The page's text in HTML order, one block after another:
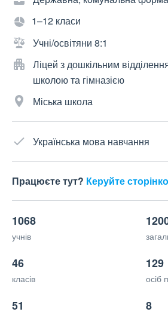
1–12 класи
Учні/освітяни 8:1
Ліцей з дошкільним
школою та гімназією
Міська школа
Українська мова навчання
Працюєте тут? Керуйте
1068
учнів
46
класів
129
осіб
51 8